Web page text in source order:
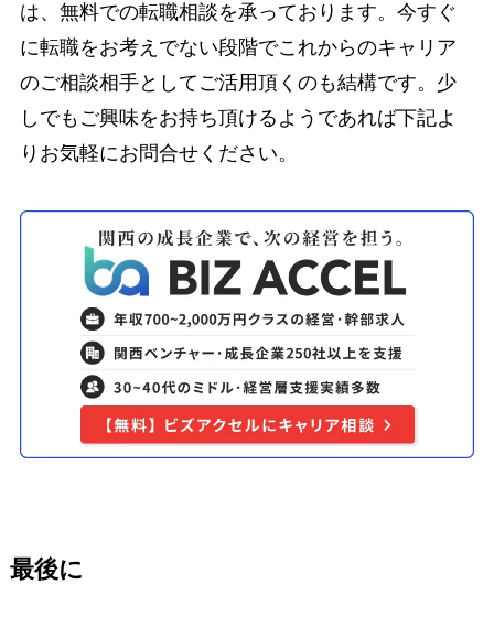
は、無料での転職相談を承っております。今すぐ
に転職をお考えでない段階でこれからのキャリア
のご相談相手としてご活用頂くのも結構です。少
しでもご興味をお持ち頂けるようであれば下記よ
りお気軽にお問合せください。
最後に